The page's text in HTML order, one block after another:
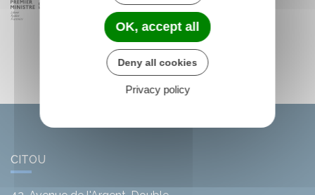
CITOU
OK, accept all
Deny all cookies
Privacy policy